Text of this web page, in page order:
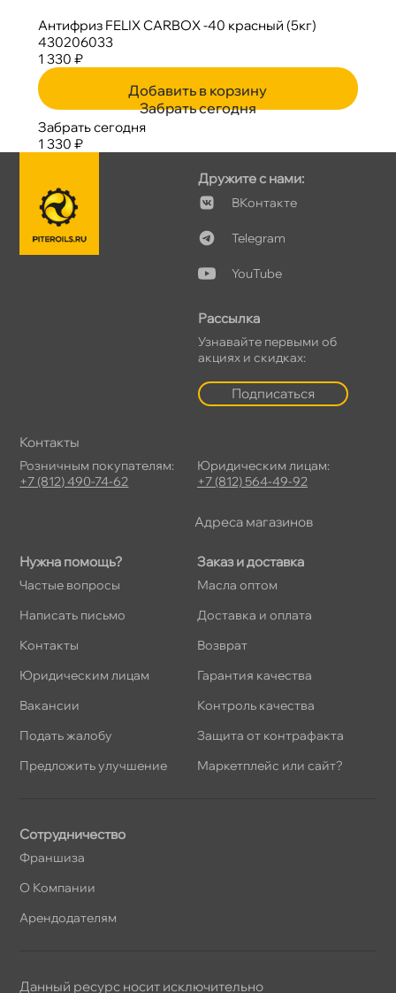
Антифриз FELIX CARBOX -40 красный (5кг)
430206033
1 330 ₽
Добавить в корзину
Забрать сегодня
Забрать сегодня
1 330 ₽
Нужна помощь?
Частые вопросы
Написать письмо
Контакты
Юридическим лицам
акансии
Подать жалобу
Предложить улучшение
Заказ и доставка
Масла оптом
Доставка и оплата
озврат
Гарантия качества
Контроль качества
Защита от контрафакта
Маркетплейс или сайт?
Дружите с нами:
Контакте
Telegram
YouTube
Рассылка
Узнавайте первыми о
акциях и скидках:
Подписаться
Сотрудничество
Франшиза
О Компании
Арендодателям
Контакты
Розничным покупателям:
+7 (812) 490-74-62
Юридическим лицам:
+7 (812) 564-49-92
Адреса магазино
Данный ресурс носит исключительно